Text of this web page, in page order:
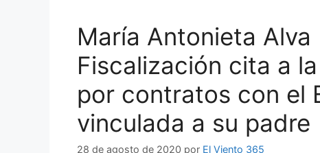
María Antonieta Alva
Fiscalización cita a
por contratos con el
vinculada a su padre
28 de agosto de 2020 por El Viento 365